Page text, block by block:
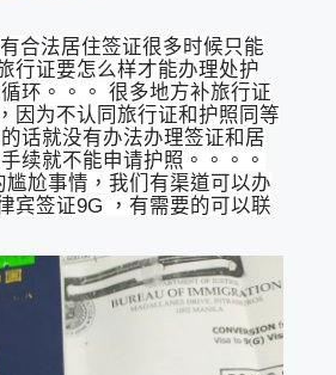
合法居住签证很多时候只能
行证要怎么样才能办理处护
环。。。 很多地方补旅行证
因为不认同旅行证和护照同等
话就没有办法办理签证和居
续就不能申请护照。。。。
尴尬事情，我们有渠道可以办
宾签证9G ，有需要的可以联